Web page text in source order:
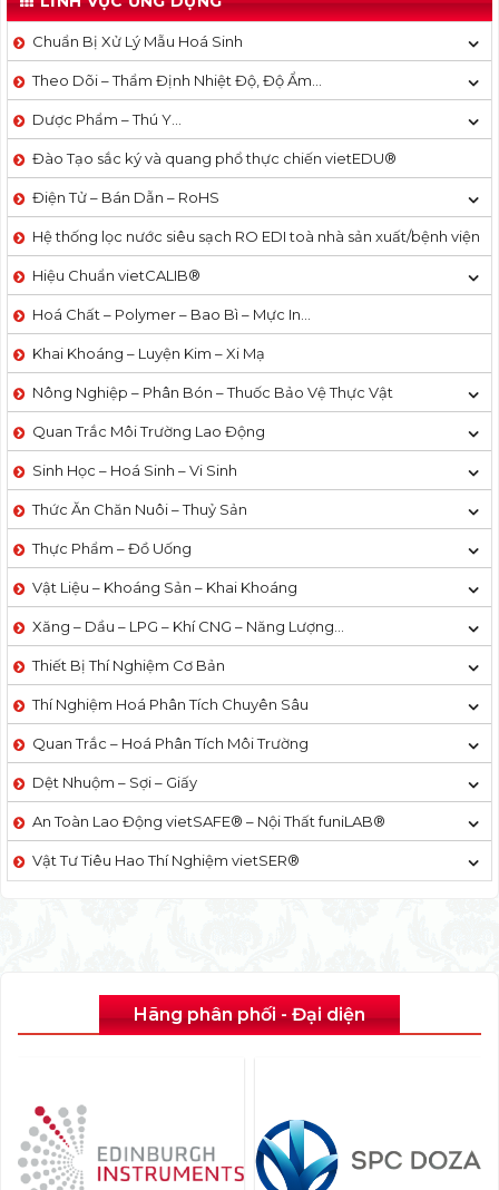
Chuẩn Bị Xử Lý Mẫu Hoá Sinh
Theo Dõi – Thẩm Định Nhiệt Độ, Độ Ẩm…
Dược Phẩm – Thú Y…
Đào Tạo sắc ký và quang phổ thực chiến vietEDU®
Điện Tử – Bán Dẫn – RoHS
Hệ thống lọc nước siêu sạch RO EDI​​ toà nhà sản xuất/bệnh viện
Hiệu Chuẩn vietCALIB®
Hoá Chất – Polymer – Bao Bì – Mực In…
Khai Khoáng – Luyện Kim – Xi Mạ
Nông Nghiệp – Phân Bón – Thuốc Bảo Vệ Thực Vật
Quan Trắc Môi Trường Lao Động
Sinh Học – Hoá Sinh – Vi Sinh
Thức Ăn Chăn Nuôi – Thuỷ Sản
Thực Phẩm – Đồ Uống
Vật Liệu – Khoáng Sản – Khai Khoáng
Xăng – Dầu – LPG – Khí CNG – Năng Lượng…
Thiết Bị Thí Nghiệm Cơ Bản
Thí Nghiệm Hoá Phân Tích Chuyên Sâu
Quan Trắc – Hoá Phân Tích Môi Trường
Dệt Nhuộm – Sợi – Giấy
An Toàn Lao Động vietSAFE® – Nội Thất funiLAB®
Vật Tư Tiêu Hao Thí Nghiệm vietSER®
Hãng phân phối - Đại diện